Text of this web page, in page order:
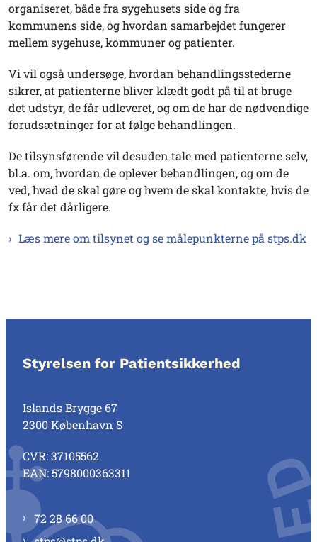
organiseret, både fra sygehusets side og fra
kommunens side, og hvordan samarbejdet fungerer
mellem sygehuse, kommuner og patienter.
Vi vil også undersøge, hvordan behandlingsstederne
sikrer, at patienterne bliver klædt godt på til at bruge
det udstyr, de får udleveret, og om de har de nødvendige
forudsætninger for at følge behandlingen.
De tilsynsførende vil desuden tale med patienterne selv,
bl.a. om, hvordan de oplever behandlingen, og om de
ved, hvad de skal gøre og hvem de skal kontakte, hvis de
fx får det dårligere.
Læs mere om tilsynet og se målepunkterne på stps.dk
Styrelsen for Patientsikkerhed
Islands Brygge 67
2300 København S
CVR: 37105562
EAN: 5798000363311
72 28 66 00